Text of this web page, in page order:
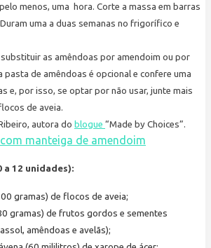
menos, uma hora. Corte a massa em barras
uma a duas semanas no frigorífico e
as amêndoas por amendoim ou por
pasta de amêndoas é opcional e confere uma
e, por isso, se optar por não usar, junte mais
de aveia.
autora do blogue “Made by Choices”.
manteiga de amendoim
a 12 unidades):
gramas) de flocos de aveia;
gramas) de frutos gordos e sementes
amêndoas e avelãs);